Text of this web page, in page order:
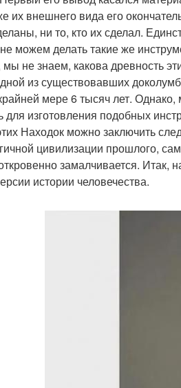
их внешнего вида его
ни то, кто их сделал.
можем делать такие же
не знаем, какова древность
из существовавших
мере 6 тысяч лет. Однако,
для изготовления подобных
Находок можно заключить
цивилизации прошлого,
замалчивается.
истории человечества.